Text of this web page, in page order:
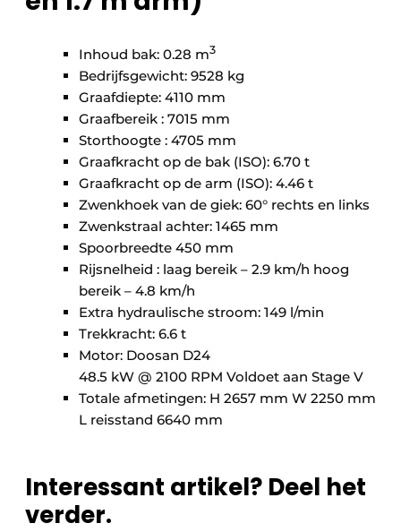
Inhoud bak: 0.28 m3
Bedrijfsgewicht: 9528 kg
Graafdiepte: 4110 mm
Graafbereik : 7015 mm
Storthoogte : 4705 mm
Graafkracht op de bak (ISO): 6.70 t
Graafkracht op de arm (ISO): 4.46 t
Zwenkhoek van de giek: 60° rechts en links
Zwenkstraal achter: 1465 mm
Spoorbreedte 450 mm
Rijsnelheid : laag bereik – 2.9 km/h hoog
bereik – 4.8 km/h
Extra hydraulische stroom: 149 l/min
Trekkracht: 6.6 t
Motor: Doosan D24
48.5 kW @ 2100 RPM Voldoet aan Stage V
Totale afmetingen: H 2657 mm W 2250 mm
L reisstand 6640 mm
Interessant artikel? Deel het
verder.